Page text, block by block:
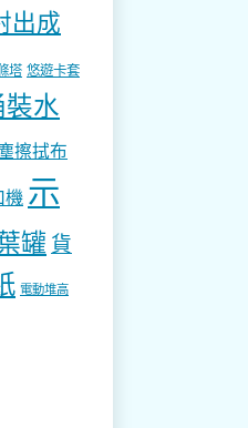
出成
塔 悠遊卡套
水
擦拭布
機 示
罐 貨
電動堆高